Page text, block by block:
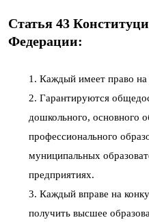
Статья 43
Федерации:
1. Каждый имеет право на
2. Гарантируются
дошкольного, основного
профессионального
муниципальных
предприятиях.
3. Каждый вправе на
получить высшее